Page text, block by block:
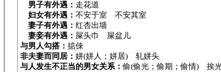
男子有外遇： 走花道
妇女有外遇： 不安于室 不安其室
妻子有外遇： 红杏出墙
妻妾有外遇： 屎头巾 屎盆儿
与男人勾搭： 掂倈
非夫妻而同居： 姘(姘人；姘居) 轧姘头
与人发生不正当的男女关系：偷(偷光；偷期；偷情)